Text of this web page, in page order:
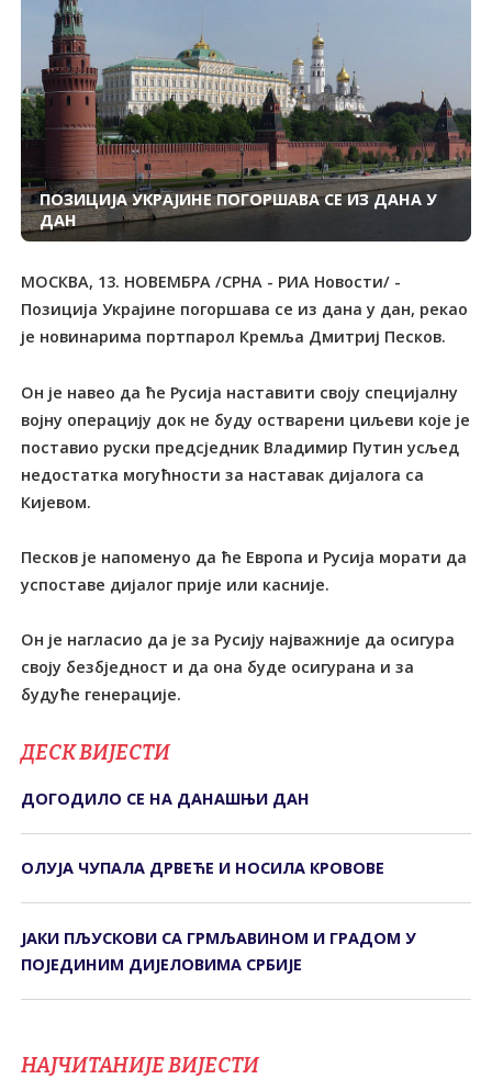
ПОЗИЦИЈА УКРАЈИНЕ ПОГОРШАВА СЕ ИЗ ДАНА У
ДАН
МОСКВА, 13. НОВЕМБРА /СРНА - РИА Новости/ -
Позиција Украјине погоршава се из дана у дан, рекао
је новинарима портпарол Кремља Дмитриј Песков.
Он је навео да ће Русија наставити своју специјалну
војну операцију док не буду остварени циљеви које је
поставио руски предсједник Владимир Путин усљед
недостатка могућности за наставак дијалога са
Кијевом.
Песков је напоменуо да ће Европа и Русија морати да
успоставе дијалог прије или касније.
Он је нагласио да је за Русију најважније да осигура
своју безбједност и да она буде осигурана и за
будуће генерације.
ДЕСК ВИЈЕСТИ
ДОГОДИЛО СЕ НА ДАНАШЊИ ДАН
ОЛУЈА ЧУПАЛА ДРВЕЋЕ И НОСИЛА КРОВОВЕ
ЈАКИ ПЉУСКОВИ СА ГРМЉАВИНОМ И ГРАДОМ У
ПОЈЕДИНИМ ДИЈЕЛОВИМА СРБИЈЕ
НАЈЧИТАНИЈЕ ВИЈЕСТИ